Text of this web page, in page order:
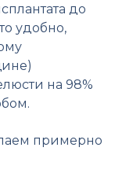
до
удобно,
на 98%
примерно